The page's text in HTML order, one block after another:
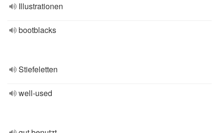
Illustrationen
bootblacks
Stiefeletten
well-used